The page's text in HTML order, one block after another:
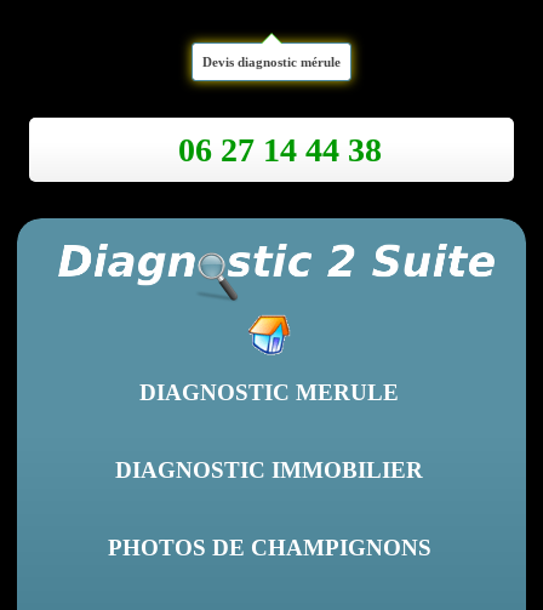
Devis diagnostic mérule
06 27 14 44 38
DIAGNOSTIC MERULE
DIAGNOSTIC IMMOBILIER
PHOTOS DE CHAMPIGNONS